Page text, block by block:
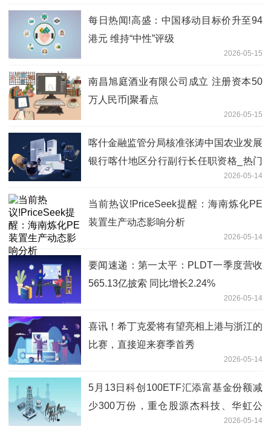
每日热闻!高盛：中国移动目标价升至94
港元 维持“中性”评级
2026-05-15
南昌旭庭酒业有限公司成立 注册资本50
万人民币|聚看点
2026-05-15
喀什金融监管分局核准张涛中国农业发展
银行喀什地区分行副行长任职资格_热门
2026-05-14
当前热议!PriceSeek提醒：海南炼化PE
装置生产动态影响分析
2026-05-14
要闻速递：第一太平：PLDT一季度营收
565.13亿披索 同比增长2.24%
2026-05-14
喜讯！希丁克爱将有望亮相上港与浙江的
比赛，直接迎来赛季首秀
2026-05-14
5月13日科创100ETF汇添富基金份额减
少300万份，重仓股源杰科技、华虹公
2026-05-14